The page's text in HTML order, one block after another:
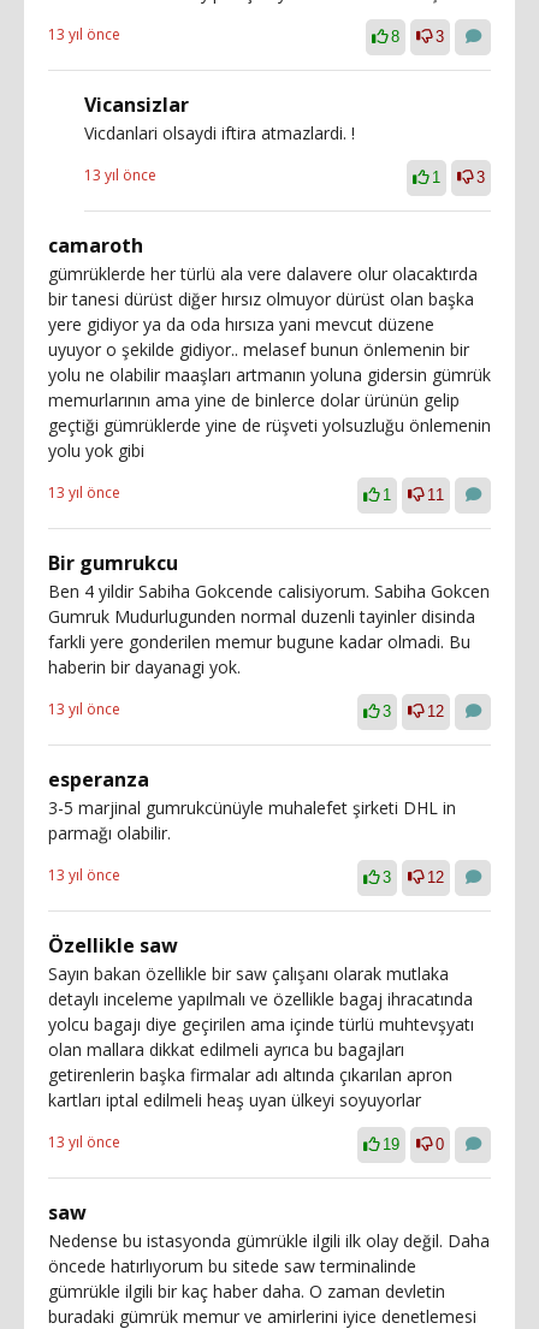
13 yıl önce 8 3
Vicansizlar
Vicdanlari olsaydi iftira atmazlardi. !
13 yıl önce 1 3
camaroth
gümrüklerde her türlü ala vere dalavere olur olacaktırda
bir tanesi dürüst diğer hırsız olmuyor dürüst olan başka
yere gidiyor ya da oda hırsıza yani mevcut düzene
uyuyor o şekilde gidiyor.. melasef bunun önlemenin bir
yolu ne olabilir maaşları artmanın yoluna gidersin gümrük
memurlarının ama yine de binlerce dolar ürünün gelip
geçtiği gümrüklerde yine de rüşveti yolsuzluğu önlemenin
yolu yok gibi
13 yıl önce 1 11
Bir gumrukcu
Ben 4 yildir Sabiha Gokcende calisiyorum. Sabiha Gokcen
Gumruk Mudurlugunden normal duzenli tayinler disinda
farkli yere gonderilen memur bugune kadar olmadi. Bu
haberin bir dayanagi yok.
13 yıl önce 3 12
esperanza
3-5 marjinal gumrukcünüyle muhalefet şirketi DHL in
parmağı olabilir.
13 yıl önce 3 12
Özellikle saw
Sayın bakan özellikle bir saw çalışanı olarak mutlaka
detaylı inceleme yapılmalı ve özellikle bagaj ihracatında
yolcu bagajı diye geçirilen ama içinde türlü muhtevşyatı
olan mallara dikkat edilmeli ayrıca bu bagajları
getirenlerin başka firmalar adı altında çıkarılan apron
kartları iptal edilmeli heaş uyan ülkeyi soyuyorlar
13 yıl önce 19 0
saw
Nedense bu istasyonda gümrükle ilgili ilk olay değil. Daha
öncede hatırlıyorum bu sitede saw terminalinde
gümrükle ilgili bir kaç haber daha. O zaman devletin
buradaki gümrük memur ve amirlerini iyice denetlemesi